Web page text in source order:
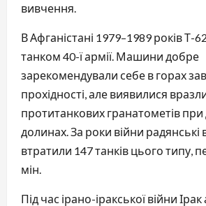
вивчення.
В Афганістані 1979–1989 років Т-
танком 40-ї армії. Машини добре
зарекомендували себе в горах
прохідності, але виявилися
протитанкових гранатометів при
долинах. За роки війни радянські
втратили 147 танків цього типу,
мін.
Під час ірано-іракської війни